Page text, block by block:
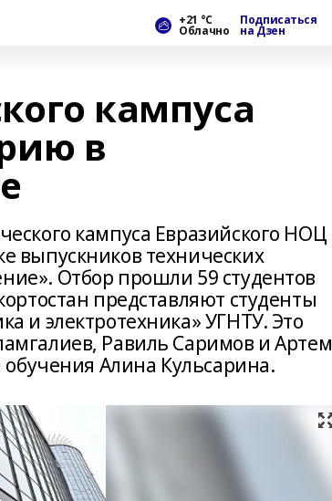
+21 °С
Облачно
Подписаться
на Дзен
кампуса
в
кампуса Евразийского НОЦ
выпускников технических
Отбор прошли 59 студентов
представляют студенты
и электротехника» УГНТУ. Это
Равиль Саримов и Артем
обучения Алина Кульсарина.